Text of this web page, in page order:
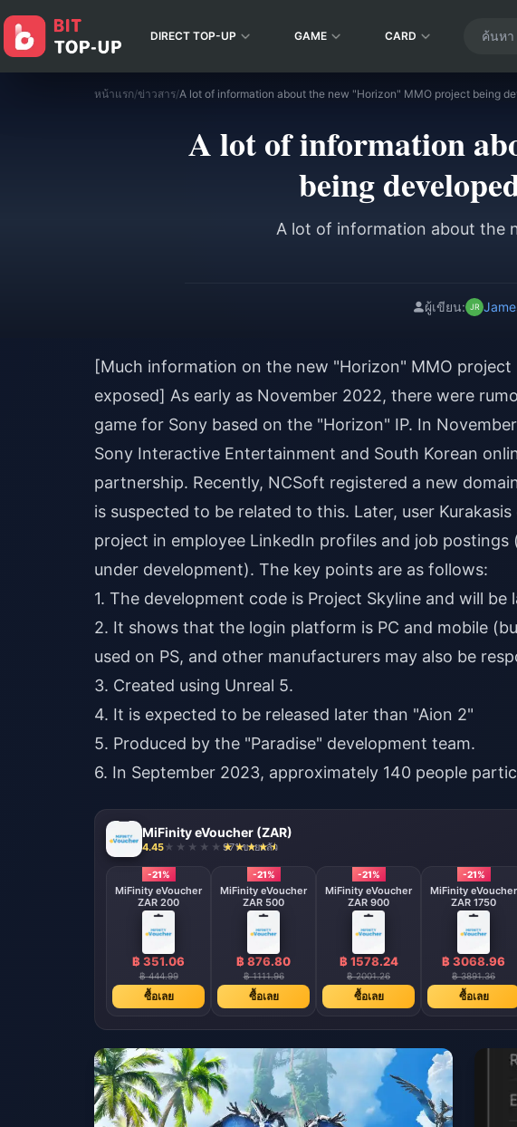
DIRECT TOP-UP GAME CARD
หน้าแรก/ข่าวสาร/
A lot of information
being
A lot of information about the
ผู้เขียน:
[Much information on the new "Horizon" MMO
exposed] As early as November 2022, there were
game for Sony based on the "Horizon" IP. In
Sony Interactive Entertainment and South Korean
partnership. Recently, NCSoft registered a new
is suspected to be related to this. Later, user
project in employee LinkedIn profiles and job
under development). The key points are as follows:
1. The development code is Project Skyline and will be
2. It shows that the login platform is PC and mobile
used on PS, and other manufacturers may also be
3. Created using Unreal 5.
4. It is expected to be released later than "Aion 2"
5. Produced by the "Paradise" development team.
6. In September 2023, approximately 140 people
MiFinity eVoucher (ZAR)
4.45 971 ขายแล้ว
-21%
MiFinity eVoucher
ZAR 200
฿ 351.06
฿ 444.99
ซื้อเลย
-21%
MiFinity eVoucher
ZAR 500
฿ 876.80
฿ 1111.96
ซื้อเลย
-21%
MiFinity eVoucher
ZAR 900
฿ 1578.24
฿ 2001.26
ซื้อเลย
-21%
MiFinity eVoucher
ZAR 1750
฿ 3068.96
฿ 3891.36
ซื้อเลย